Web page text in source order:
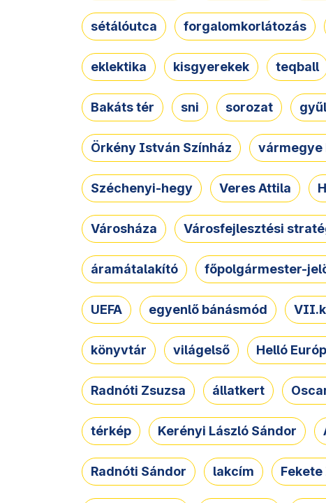
sétálóutca forgalomkorlátozás
eklektika kisgyerekek teqball
Bakáts tér sni sorozat
Örkény István Színház vármegye
Széchenyi-hegy Veres Attila
Városháza Városfejlesztési
áramátalakító főpolgármester-
UEFA egyenlő bánásmód
könyvtár világelső Helló
Radnóti Zsuzsa állatkert
térkép Kerényi László Sándor
Radnóti Sándor lakcím Fekete